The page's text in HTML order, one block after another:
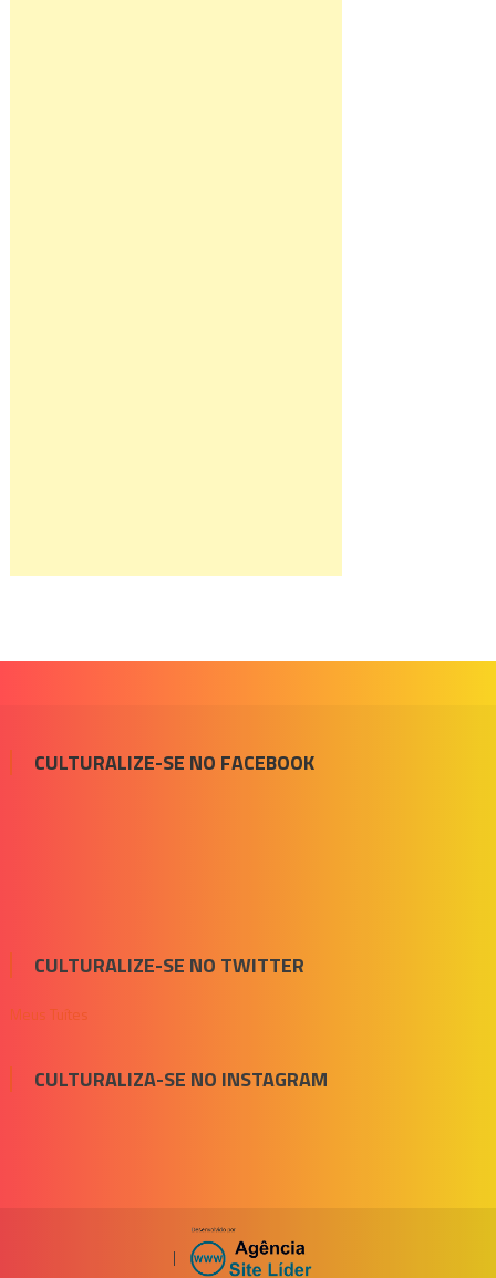
CULTURALIZE-SE NO FACEBOOK
CULTURALIZE-SE NO TWITTER
Meus Tuítes
CULTURALIZA-SE NO INSTAGRAM
|